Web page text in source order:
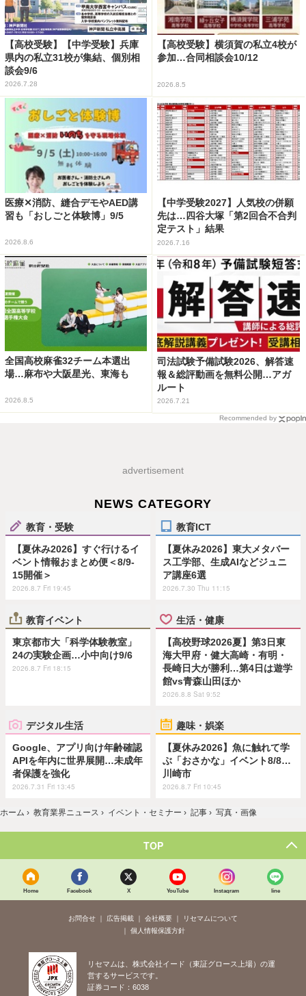
【高校受験】【中学受験】兵庫
県内の私立31校が集結、個別相
談会9/6
2026.7.28
【高校受験】横須賀の私立4校が
参加…合同相談会10/12
2026.8.5
医療✕消防、縫合デモやAED講
習も「おしごと体験博」9/5
2026.8.6
【中学受験2027】人気校の併願
先は…四谷大塚「第2回合不合判
定テスト」結果
2026.7.16
全国高校麻雀32チーム本選出
場…麻布や大阪星光、東海も
2026.8.5
司法試験予備試験2026、解答速
報＆総評動画を無料公開…アガ
ルート
2026.7.21
Recommended by
advertisement
NEWS CATEGORY
教育・受験
【夏休み2026】すぐ行けるイ
ベント情報おまとめ便＜8/9-
15開催＞
2026.8.7 Fri 19:45
教育ICT
【夏休み2026】東大メタバー
ス工学部、生成AIなどジュニ
ア講座6選
2026.7.30 Thu 11:15
教育イベント
東京都市大「科学体験教室」
24の実験企画…小中向け9/6
2026.8.7 Fri 18:15
生活・健康
【高校野球2026夏】第3日東
海大甲府・健大高崎・有明・
長崎日大が勝利…第4日は遊学
館vs青森山田ほか
2026.8.8 Sat 9:52
デジタル生活
Google、アプリ向け年齢確認
APIを年内に世界展開…未成年
者保護を強化
2026.7.31 Fri 13:45
趣味・娯楽
【夏休み2026】魚に触れて学
ぶ「おさかな」イベント8/8…
川崎市
2026.8.7 Fri 10:45
ホーム › 教育業界ニュース › イベント・セミナー › 記事 › 写真・画像
TOP
Home Facebook X YouTube Instagram line
お問合せ 広告掲載 会社概要
リセマムについて
個人情報保護方針
リセマムは、株式会社イード（東証グロース上場）の運
営するサービスです。
証券コード：6038